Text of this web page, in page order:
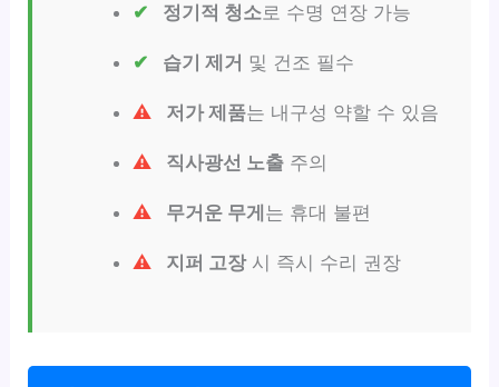
정기적 청소로 수명 연장 가능
습기 제거 및 건조 필수
저가 제품는 내구성 약할 수 있음
직사광선 노출주의
무거운 무게 는 휴대 불편
지퍼 고장시 즉시 수리 권장